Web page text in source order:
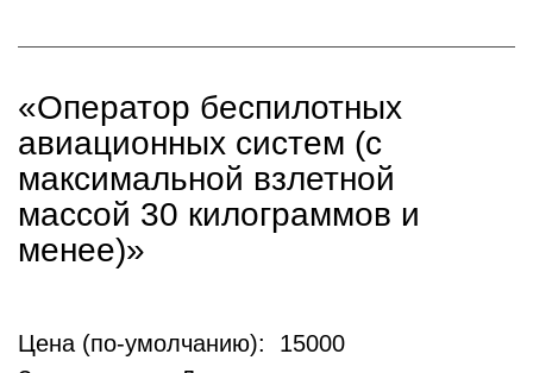
«Оператор беспилотных
авиационных систем (с
максимальной взлетной
массой 30 килограммов и
менее)»
Цена (по-умолчанию): 15000